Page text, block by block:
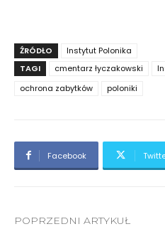
ŹRÓDŁO
Instytut Polonika
TAGI
cmentarz łyczakowski
ochrona zabytków
poloniki
Facebook
POPRZEDNI ARTYKUŁ